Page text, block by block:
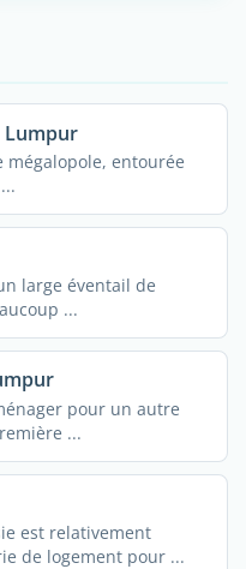
Lumpur
entourée
large éventail de
...
pour un autre
...
est relativement
de logement pour ...